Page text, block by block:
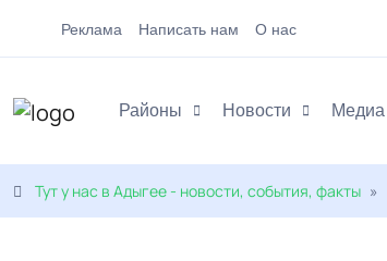
Реклама Написать нам О нас
Районы Новости Медиа
Тут у нас в Адыгее - новости, события, факты »